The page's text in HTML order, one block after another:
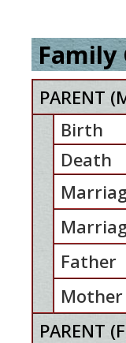
Family
PARENT (
Birth
Death
Father
Mother
PARENT (F